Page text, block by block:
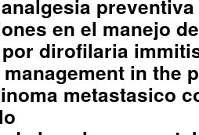
en el manejo
dirofilaria
in the
metastasico